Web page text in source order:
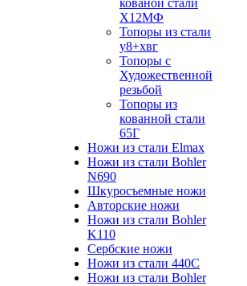
кованой стали
Х12МФ
Топоры из стали
у8+хвг
Топоры с
Художественной
резьбой
Топоры из
кованной стали
65Г
Ножи из стали Elmax
Ножи из стали Bohler
N690
Шкуросъемные ножи
Авторские ножи
Ножи из стали Bohler
K110
Сербские ножи
Ножи из стали 440С
Ножи из стали Bohler